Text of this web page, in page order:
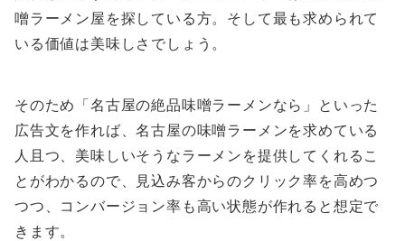
噌ラーメン屋を探している方。そして最も求められて
いる価値は美味しさでしょう。
そのため「名古屋の絶品味噌ラーメンなら」といった
広告文を作れば、名古屋の味噌ラーメンを求めている
人且つ、美味しいそうなラーメンを提供してくれるこ
とがわかるので、見込み客からのクリック率を高めつ
つつ、コンバージョン率も高い状態が作れると想定で
きます。